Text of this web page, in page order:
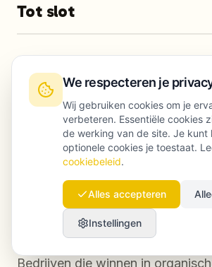
Tot slot
het logische gevolg van een
waarin productie belangrijker is
strategische keuze. Zodra
koppelen aan echte
format laten aansluiten op de
publiceren op een
bij hun domein, stijgt het
organisch verkeer oplevert vaak
Bedrijven die winnen in
We respecteren je
Wij gebruiken cookies om je
verbeteren. Essentiële cookies
de werking van de site. Je kunt
optionele cookies je toestaat.
cookiebeleid.
Alles accepteren
Instellingen